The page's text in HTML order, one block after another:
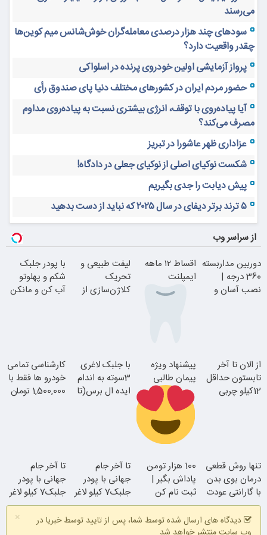
می‌رسند
سودهای چند هزار درصدی معامله‌گران خوش‌شانس میم کوین‌ها
چقدر واقعیت دارد؟
پرواز آزمایشی اولین خودروی پرنده در اسلواکی
حضور مردم ایران در کشورهای مختلف دنیا پای صندوق رأی
آیا پیاده‌روی با توقف، انرژی بیشتری نسبت به پیاده‌روی مداوم
مصرف می‌کند؟
عزاداری ظهر عاشورا در تبریز
شکست نوکیای اصلی از نوکیای جعلی در دادگاه!
پیش دیابت را جدی بگیریم
۵ ترند برتر دیفای در سال ۲۰۲۵ که نباید از دست بدهید
از سراسر وب
دوربین مداربسته
360 درجه |
نصب آسان و
اقساط ۱۲ ماهه
ایمپلنت
ضامن؛ همین
امروز اقدام کن
لیفت طبیعی و
تحریک
کلاژن‌سازی از
جوان شو
با پودر جلبک
شکم و پهلوتو
آب کن و مانکن
از الان تا آخر
تابستون حداقل
12کیلو چربی
پیشنهاد ویژه
پیمان طالبی
با تخفیف ویژه
با جلبک لاغری
3سوته به اندام
ایده ال برس(تا
کارشناسی تمامی
خودرو ها فقط با
1,500,000 تومان
تنها روش قطعی
درمان بوی بدن
با گارانتی عودت
وجه
100 هزار تومن
پاداش بگیر |
ثبت نام کن
تا آخر جام
جهانی با پودر
جلبک7 کیلو لاغر
شو
تا آخر جام
جهانی با پودر
جلبک7 کیلو لاغر
شو
×
دیدگاه های ارسال شده توسط شما، پس از تایید توسط خبریا در